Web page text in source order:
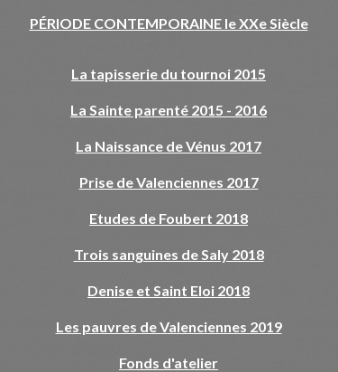
PÉRIODE CONTEMPORAINE le XXe Siècle
La tapisserie du tournoi 2015
La Sainte parenté 2015 - 2016
La Naissance de Vénus 2017
Prise de Valenciennes 2017
Etudes de Foubert 2018
Trois sanguines de Saly 2018
Denise et Saint Eloi 2018
Les pauvres de Valenciennes 2019
Fonds d'atelier